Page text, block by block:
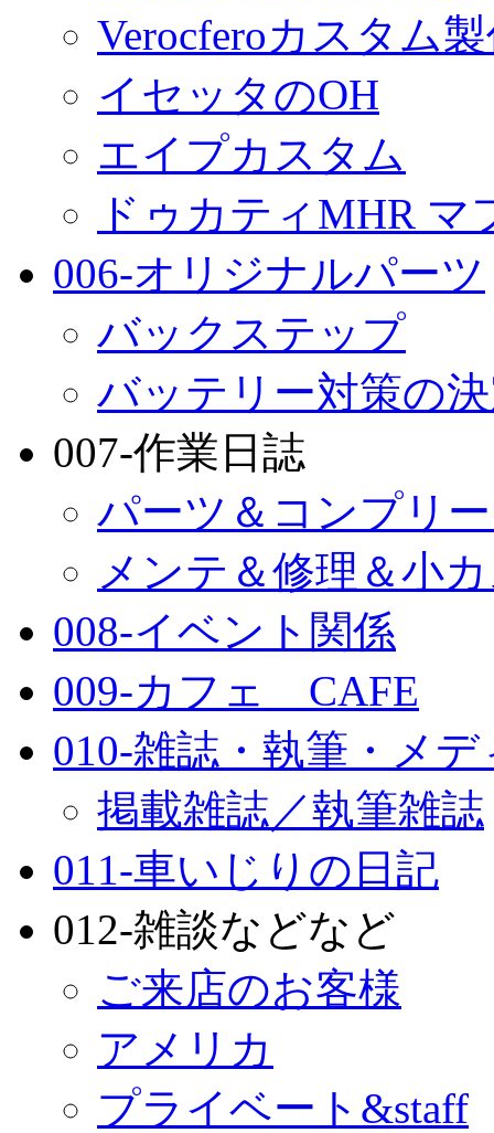
Verocferoカスタム
イセッタのOH
エイプカスタム
ドゥカティMHR マ
006-オリジナルパーツ
バックステップ
バッテリー対策の
007-作業日誌
パーツ＆コンプリ
メンテ＆修理＆小
008-イベント関係
009-カフェ CAFE
010-雑誌・執筆・メ
掲載雑誌／執筆雑誌
011-車いじりの日記
012-雑談などなど
ご来店のお客様
アメリカ
プライベート&staff